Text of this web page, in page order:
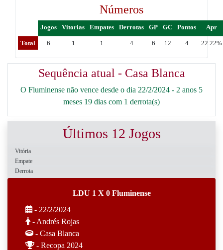
Números
Jogos Vitorias Empates Derrotas GP GC Pontos Apr
Total 6 1 1 4 6 12 4 22.22%
Sequência atual - Casa Blanca
O Fluminense não vence desde o dia 22/2/2024 - 2 anos 5
meses 19 dias com 1 derrota(s)
Últimos 12 Jogos
Vitória
Empate
Derrota
LDU 1 X 0 Fluminense
- 22/2/2024
- Andrés Rojas
- Casa Blanca
- Recopa 2024